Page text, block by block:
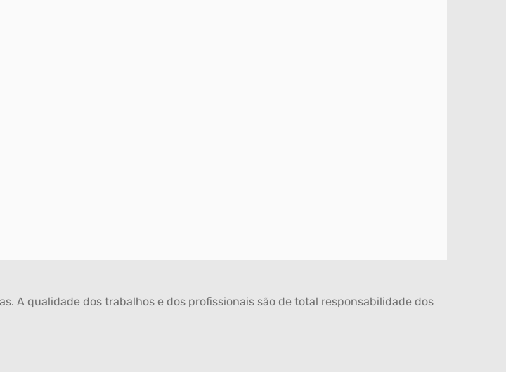
A qualidade dos trabalhos e dos profissionais são de total responsabilidade dos